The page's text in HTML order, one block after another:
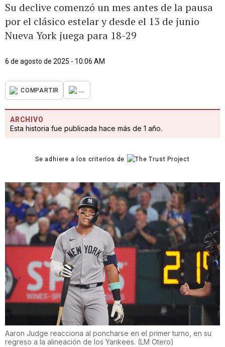
Su declive comenzó un mes antes de la pausa
por el clásico estelar y desde el 13 de junio
Nueva York juega para 18-29
6 de agosto de 2025 - 10:06 AM
COMPARTIR ...
ARCHIVO
Esta historia fue publicada hace más de 1 año.
Se adhiere a los criterios de
Aaron Judge reacciona al poncharse en el primer turno, en su
regreso a la alineación de los Yankees. (LM Otero)